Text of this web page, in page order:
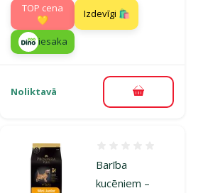
TOP cena
💛
Izdevīgi 🛍️
iesaka
Noliktavā Pievienot
Barība
kucēniem –